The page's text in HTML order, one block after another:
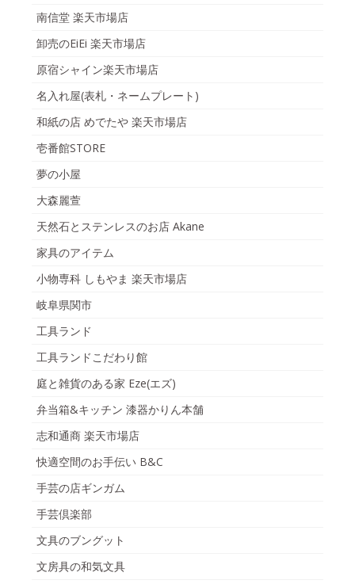
南信堂 楽天市場店
卸売のEiEi 楽天市場店
原宿シャイン楽天市場店
名入れ屋(表札・ネームプレート)
和紙の店 めでたや 楽天市場店
壱番館STORE
夢の小屋
大森麗萱
天然石とステンレスのお店 Akane
家具のアイテム
小物専科 しもやま 楽天市場店
岐阜県関市
工具ランド
工具ランドこだわり館
庭と雑貨のある家 Eze(エズ)
弁当箱&キッチン 漆器かりん本舗
志和通商 楽天市場店
快適空間のお手伝い B&C
手芸の店ギンガム
手芸倶楽部
文具のブングット
文房具の和気文具